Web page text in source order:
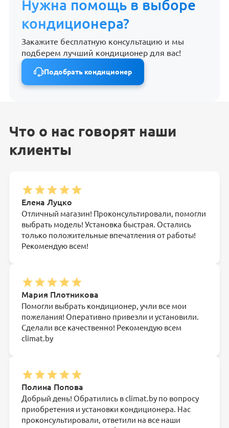
Нужна помощь в выборе
кондиционера?
Закажите бесплатную консультацию и мы
подберем лучший кондиционер для вас!
Подобрать кондиционер
Что о нас говорят наши
клиенты
Елена Луцко
Отличный магазин! Проконсультировали, помогли
выбрать модель! Установка быстрая. Остались
только положительные впечатления от работы!
Рекомендую всем!
Мария Плотникова
Помогли выбрать кондиционер, учли все мои
пожелания! Оперативно привезли и установили.
Сделали все качественно! Рекомендую всем
climat.by
Полина Попова
Добрый день! Обратились в climat.by по вопросу
приобретения и установки кондиционера. Нас
проконсультировали, ответили на все наши